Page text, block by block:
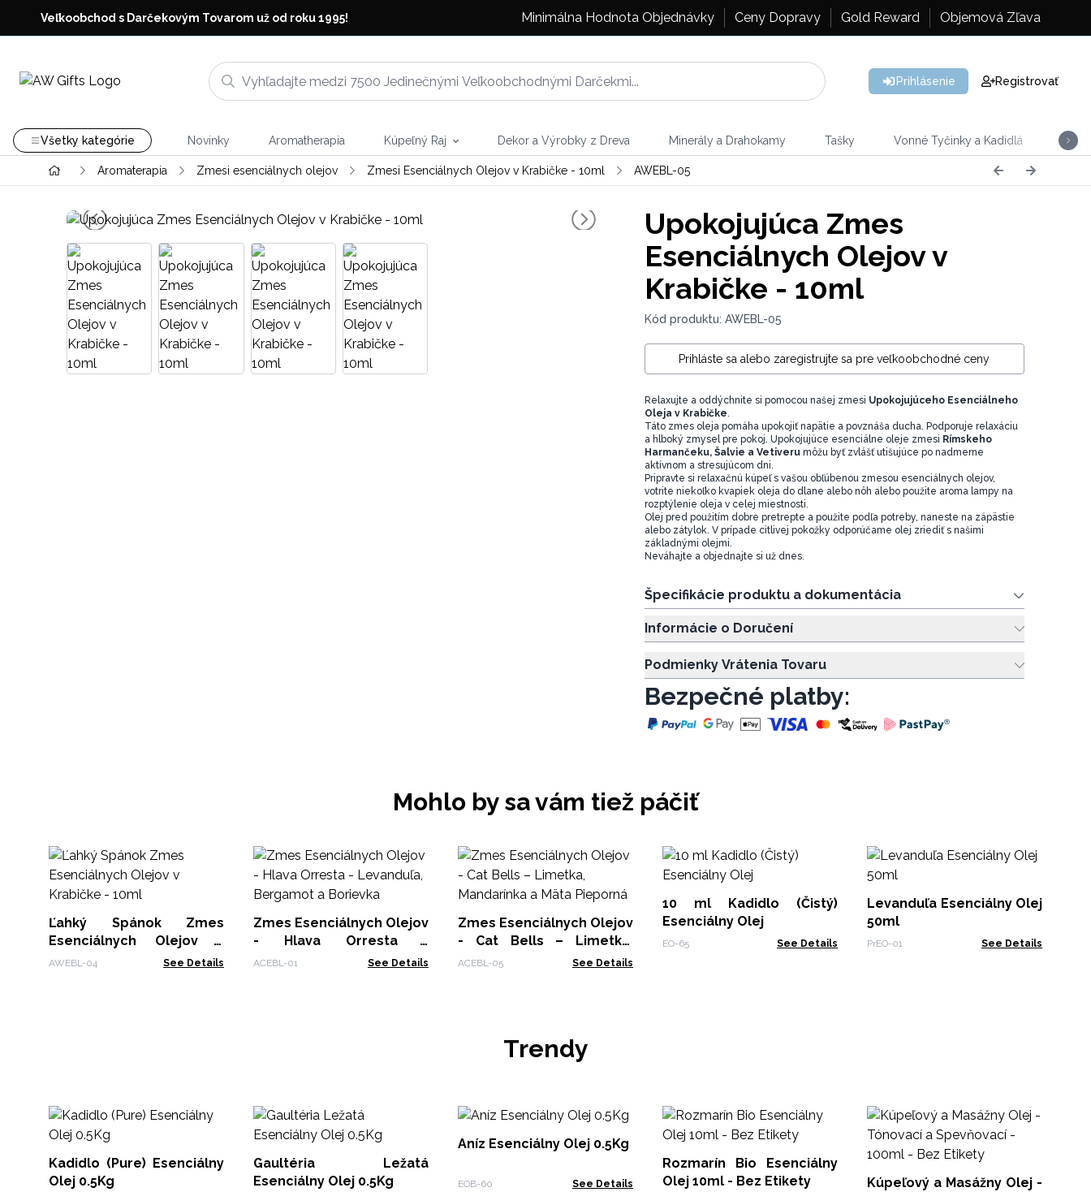
Veľkoobchod s Darčekovým Tovarom už od roku 1995! Minimálna Hodnota Objednávky Ceny Dopravy Gold Reward Objemová Zľava
Prihlásenie Registrovať
Všetky kategórie Novinky Aromatherapia Kúpeľný Raj Dekor a Výrobky z Dreva Minerály a Drahokamy Tašky Vonné Tyčinky a Kadidlá
Aromaterapia Zmesi esenciálnych olejov Zmesi Esenciálnych Olejov v Krabičke - 10ml AWEBL-05
Upokojujúca Zmes
Esenciálnych Olejov v
Krabičke - 10ml
Kód produktu: AWEBL-05
Prihláste sa alebo zaregistrujte sa pre veľkoobchodné ceny
Relaxujte a oddýchnite si pomocou našej zmesi Upokojujúceho Esenciálneho
Oleja v Krabičke.
Táto zmes oleja pomáha upokojiť napätie a povznáša ducha. Podporuje relaxáciu
a hlboký zmysel pre pokoj. Upokojujúce esenciálne oleje zmesi Rímskeho
Harmančeku, Šalvie a Vetiverumôžu byť zvlášť utišujúce po nadmerne
aktívnom a stresujúcom dni.
Pripravte si relaxačnú kúpeľ s vašou obľúbenou zmesou esenciálnych olejov,
votrite niekoľko kvapiek oleja do dlane alebo nôh alebo použite aroma lampy na
rozptýlenie oleja v celej miestnosti.
Olej pred použitím dobre pretrepte a použite podľa potreby, naneste na zápästie
alebo zátylok. V prípade citlivej pokožky odporúčame olej zriediť s našimi
základnými olejmi.
Neváhajte a objednajte si už dnes.
Špecifikácie produktu a dokumentácia
Informácie o Doručení
Podmienky Vrátenia Tovaru
Bezpečné platby:
Mohlo by sa vám tiež páčiť
Ľahký Spánok Zmes
Esenciálnych Olejov v
Krabičke - 10ml
AWEBL-04 See Details
Zmes Esenciálnych Olejov
- Hlava Orresta -
Levanduľa, Bergamot a
ACEBL-01 See Details
Zmes Esenciálnych Olejov
- Cat Bells – Limetka,
Mandarínka a Mäta
ACEBL-05 See Details
10 ml Kadidlo (Čistý)
Esenciálny Olej
EO-65 See Details
Levanduľa Esenciálny Olej
50ml
PrEO-01 See Details
Trendy
Kadidlo (Pure) Esenciálny
Olej 0.5Kg
Gaultéria Ležatá
Esenciálny Olej 0.5Kg
Aníz Esenciálny Olej 0.5Kg
EOB-60 See Details
Rozmarín Bio Esenciálny
Olej 10ml - Bez Etikety
Kúpeľový a Masážny Olej -